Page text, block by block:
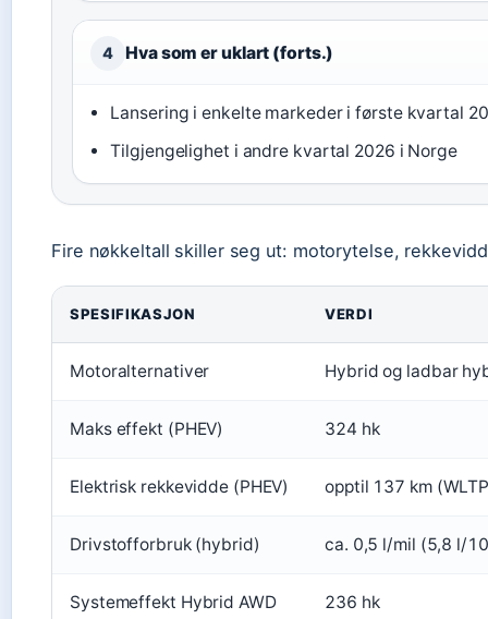
4 Hva som er uklart (forts.)
Lansering i enkelte markeder i første kvartal
Tilgjengelighet i andre kvartal 2026 i Norge
Fire nøkkeltall skiller seg ut: motorytelse,
SPESIFIKASJON VERDI
Motoralternativer Hybrid og ladbar
Maks effekt (PHEV) 324 hk
Elektrisk rekkevidde (PHEV) opptil 137 km
Drivstofforbruk (hybrid) ca. 0,5 l/mil (5,8 l/
Systemeffekt Hybrid AWD 236 hk